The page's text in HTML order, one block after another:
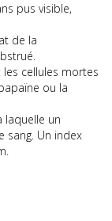
pus visible,
de la
cellules mortes
ou la
laquelle un
sang. Un index